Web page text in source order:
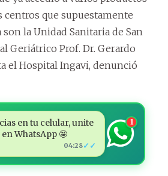
centros que supuestamente
la Unidad Sanitaria de San
Geriátrico Prof. Dr. Gerardo
el Hospital Ingavi, denunció
en tu celular, unite
WhatsApp 🤩
04:28✓✓
1